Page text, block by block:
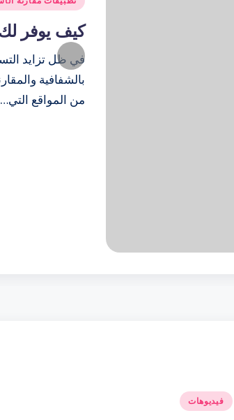
كيف يوفر
في ظل تزايد
بالشفافية
من المواقع التي…
نُشرفيديوهات